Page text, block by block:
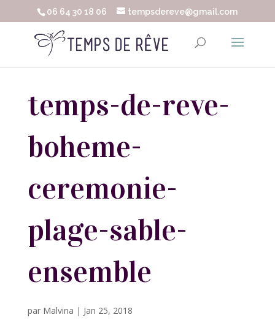
06 64 30 18 06 tempsdereve@gmail.com
temps-de-reve-
boheme-
ceremonie-
plage-sable-
ensemble
par Malvina | Jan 25, 2018